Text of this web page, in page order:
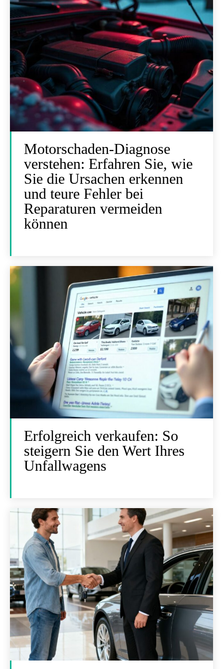
Motorschaden-Diagnose
verstehen: Erfahren Sie, wie
Sie die Ursachen erkennen
und teure Fehler bei
Reparaturen vermeiden
können
Erfolgreich verkaufen: So
steigern Sie den Wert Ihres
Unfallwagens